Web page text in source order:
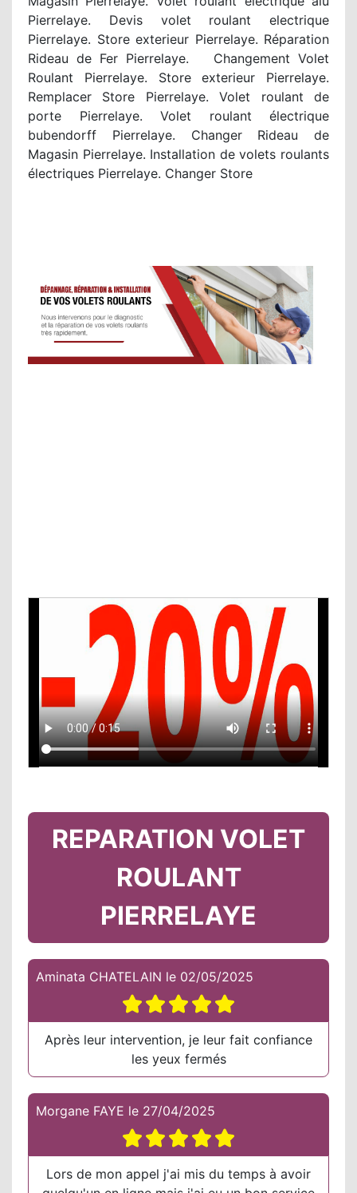
Pierrelaye. Devis volet roulant electrique
Pierrelaye. Store exterieur Pierrelaye. Réparation
Rideau de Fer Pierrelaye. Changement Volet
Roulant Pierrelaye. Store exterieur Pierrelaye.
Remplacer Store Pierrelaye. Volet roulant de
porte Pierrelaye. Volet roulant électrique
bubendorff Pierrelaye. Changer Rideau de
Magasin Pierrelaye. Installation de volets roulants
électriques Pierrelaye. Changer Store
REPARATION VOLET
ROULANT
PIERRELAYE
Aminata CHATELAIN le 02/05/2025
Après leur intervention, je leur fait confiance
les yeux fermés
Morgane FAYE le 27/04/2025
Lors de mon appel j'ai mis du temps à avoir